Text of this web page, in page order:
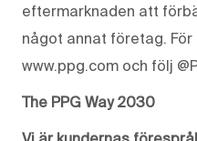
eftermarknaden att
något annat företag.
www.ppg.com och följ
The PPG Way 2030